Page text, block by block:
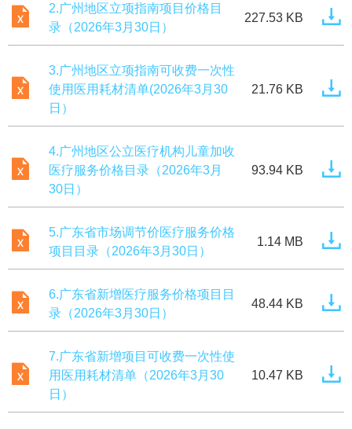
2.广州地区立项指南项目价格目
录（2026年3月30日）
227.53 KB
3.广州地区立项指南可收费一次性
使用医用耗材清单(2026年3月30
日）
21.76 KB
4.广州地区公立医疗机构儿童加收
医疗服务价格目录（2026年3月
30日）
93.94 KB
5.广东省市场调节价医疗服务价格
项目目录（2026年3月30日）
1.14 MB
6.广东省新增医疗服务价格项目目
录（2026年3月30日）
48.44 KB
7.广东省新增项目可收费一次性使
用医用耗材清单（2026年3月30
日）
10.47 KB